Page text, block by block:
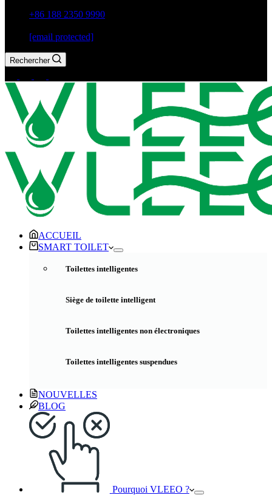
+86 188 2350 9990
[email protected]
Rechercher
ACCUEIL
SMART TOILET
Toilettes intelligentes
Siège de toilette intelligent
Toilettes intelligentes non électroniques
Toilettes intelligentes suspendues
NOUVELLES
BLOG
Pourquoi VLEEO ?